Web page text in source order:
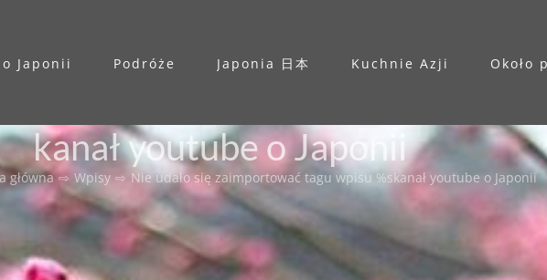
Japonii Podróże Japonia 日本 Kuchnie Azji Około
kanał youtube o Japonii
główna ⇨ Wpisy ⇨ Nie udało się zaimportować tagu wpisu %skanał youtube o Japonii